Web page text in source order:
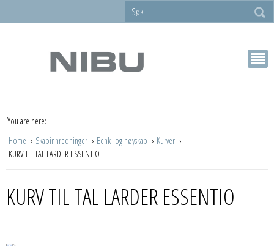
You are here:
Home
Skapinnredninger Benk- og høyskap
Kurver
KURV TIL TAL LARDER ESSENTIO
KURV TIL TAL LARDER ESSENTIO